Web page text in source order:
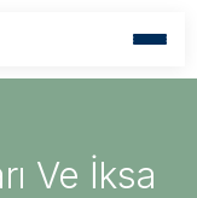
Ve İksa